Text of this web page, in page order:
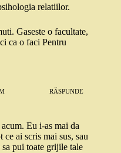
relatiilor.
Gaseste o facultate,
ca o faci Pentru
RĂSPUNDE
Eu i-as mai da
ce ai scris mai sus, sau
sa pui toate grijile tale